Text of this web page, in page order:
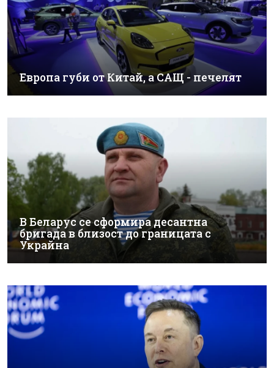
Европа губи от Китай, а САЩ - печелят
В Беларус се сформира десантна
бригада в близост до границата с
Украйна